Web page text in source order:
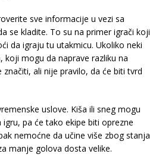
sve informacije u vezi sa
se kladite. To su na primer igrači koji
da igraju tu utakmicu. Ukoliko neki
koji mogu da naprave razliku na
ali nije pravilo, da će biti tvrd
uslove. Kiša ili sneg mogu
pa će tako ekipe biti oprezne
nemoćne da učine više zbog stanja
manje golova dosta velike.